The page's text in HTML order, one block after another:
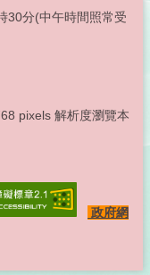
30分(中午時間照常受
pixels 解析度瀏覽本
政府網